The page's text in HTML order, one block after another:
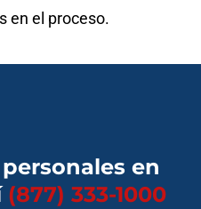
en el proceso.
en
(877) 333-1000